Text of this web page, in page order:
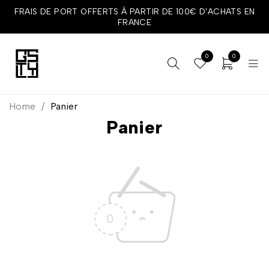
FRAIS DE PORT OFFERTS À PARTIR DE 100€ D'ACHATS EN
FRANCE
0 0
Panier
Home / Panier